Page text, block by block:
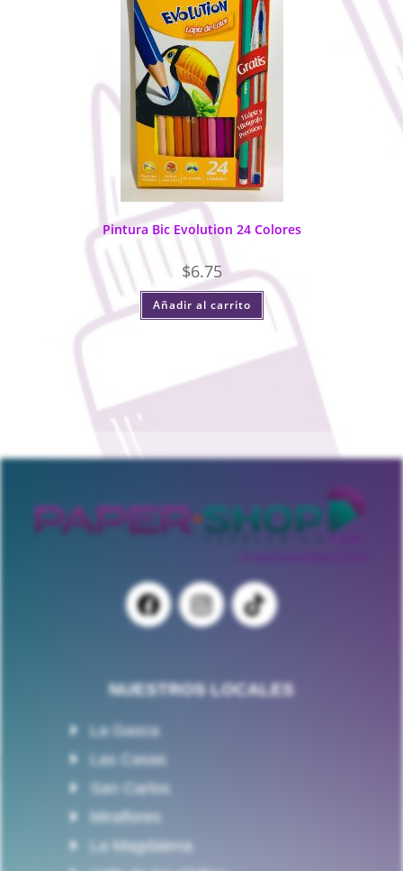
Pintura Bic Evolution 24 Colores
$6.75
Añadir al carrito
NUESTROS LOCALES
La Gasca
Las Casas
San Carlos
Miraflores
La Magdalena